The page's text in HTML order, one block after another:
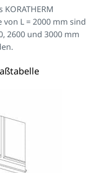
von L = 2000 mm sind
2600 und 3000 mm